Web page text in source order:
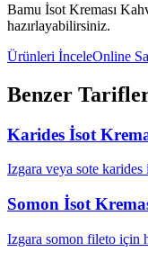
Bamu İsot Kreması
hazırlayabilirsiniz.
Ürünleri İnceleOnline
Benzer
Karides İsot
Izgara veya sote
Somon İsot
Izgara somon fileto için